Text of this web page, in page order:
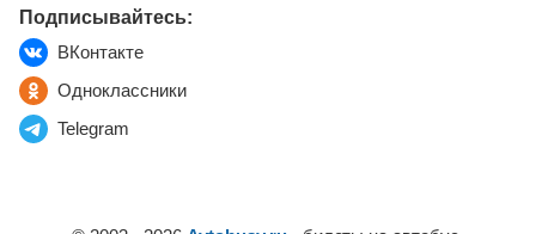
Подписывайтесь:
ВКонтакте
Одноклассники
Telegram